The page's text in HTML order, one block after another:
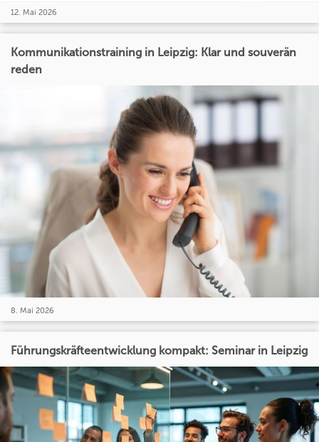
12. Mai 2026
Kommunikationstraining in Leipzig: Klar und souverän
reden
8. Mai 2026
Führungskräfteentwicklung kompakt: Seminar in Leipzig